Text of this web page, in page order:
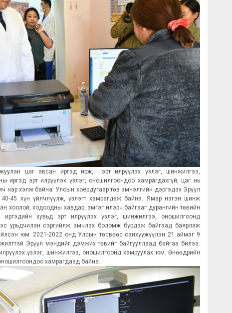
цаг авсан иргэд ирж, эрт илрүүлэх үзлэг, шинжилгээ,
эрт илрүүлэх үзлэг, оношилгоондоо хамрагдахгүй, цаг нь
нар хэлж байна. Улсын хоёрдугаар төв эмнэлгийн дэргэдэх Эрүүл
45 хүн үйлчлүүлж, үзлэгт хамрагдаж байна. Ямар нэгэн шинж
хоолой, ходоодны хавдар, эмгэг илэрч байгааг дурангийн төвийн
хувьд эрт илрүүлэх үзлэг, шинжилгээ, оношилгоонд
урьдчилан сэргийлж эмчлэх боломж бүрдэж байгаад баярлаж
юм. 2021-2022 онд Улсын төсвөөс санхүүжүүлэн 21 аймаг 9
Эрүүл мэндийг дэмжих төвийг байгууллаад байгаа билээ.
үзлэг, шинжилгээ, оношилгоонд хамруулах юм. Өнөөдрийн
хамрагдаад байна.